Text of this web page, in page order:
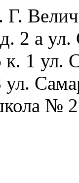
Г.
2 а
1 ул.
ул.
№